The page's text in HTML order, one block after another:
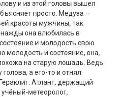
и из этой головы вышел
просто. Медуза —
красоты мужчины, так
она влюбилась в
и молодость свою
молодость и состояние, она,
на старую лошадь. Ведь
а его-то и отнял
Атлант, держащий
учёный-метеоролог,